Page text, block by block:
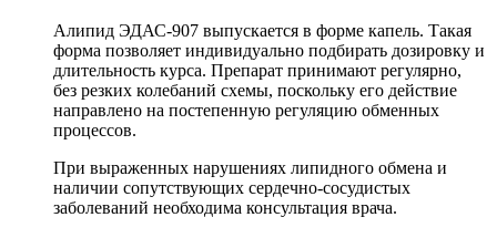
Алипид ЭДАС-907 выпускается в форме капель. Такая
форма позволяет индивидуально подбирать дозировку и
длительность курса. Препарат принимают регулярно,
без резких колебаний схемы, поскольку его действие
направлено на постепенную регуляцию обменных
процессов.
При выраженных нарушениях липидного обмена и
наличии сопутствующих сердечно-сосудистых
заболеваний необходима консультация врача.